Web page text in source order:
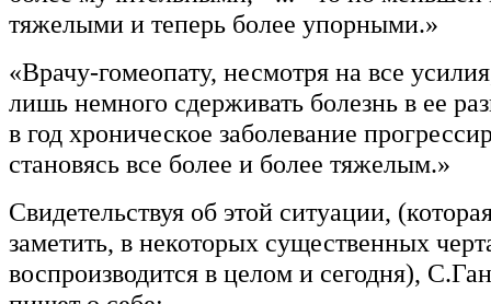
тяжелыми и теперь более упорными.»
«Врачу-гомеопату, несмотря на все
лишь немного сдерживать болезнь в ее
в год хроническое заболевание
становясь все более и более тяжелым.»
Свидетельствуя об этой ситуации,
заметить, в некоторых существенных
воспроизводится в целом и сегодня),